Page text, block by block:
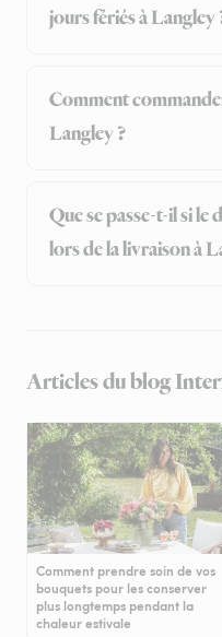
jours fériés à Langley
Comment
Langley ?
Que se passe-t-il si le
lors de la livraison à
Articles du blog
Comment prendre soin de vos
bouquets pour les conserver
plus longtemps pendant la
chaleur estivale